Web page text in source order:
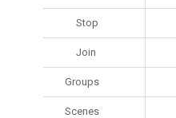
Stop
Join
Groups
Scenes